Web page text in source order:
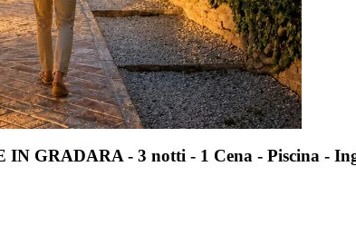
GRADARA - 3 notti - 1 Cena - Piscina -